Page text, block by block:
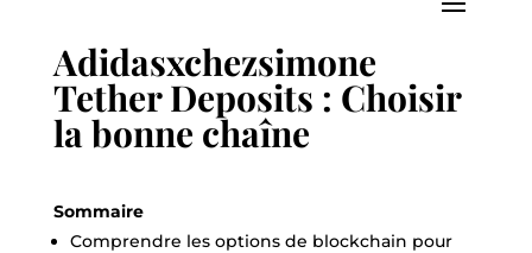
Adidasxchezsimone
Tether Deposits : Choisir
la bonne chaîne
Sommaire
Comprendre les options de blockchain pour